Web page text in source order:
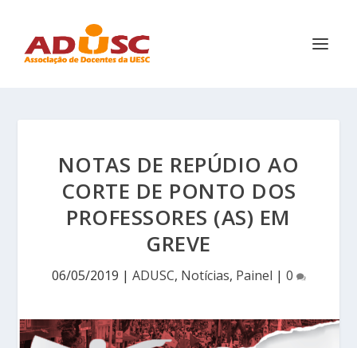
NOTAS DE REPÚDIO AO
CORTE DE PONTO DOS
PROFESSORES (AS) EM
GREVE
06/05/2019 | ADUSC, Notícias, Painel | 0